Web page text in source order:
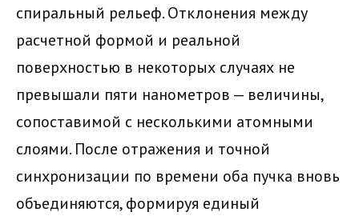
спиральный рельеф. Отклонения между
расчетной формой и реальной
поверхностью в некоторых случаях не
превышали пяти нанометров — величины,
сопоставимой с несколькими атомными
слоями. После отражения и точной
синхронизации по времени оба пучка вновь
объединяются, формируя единый